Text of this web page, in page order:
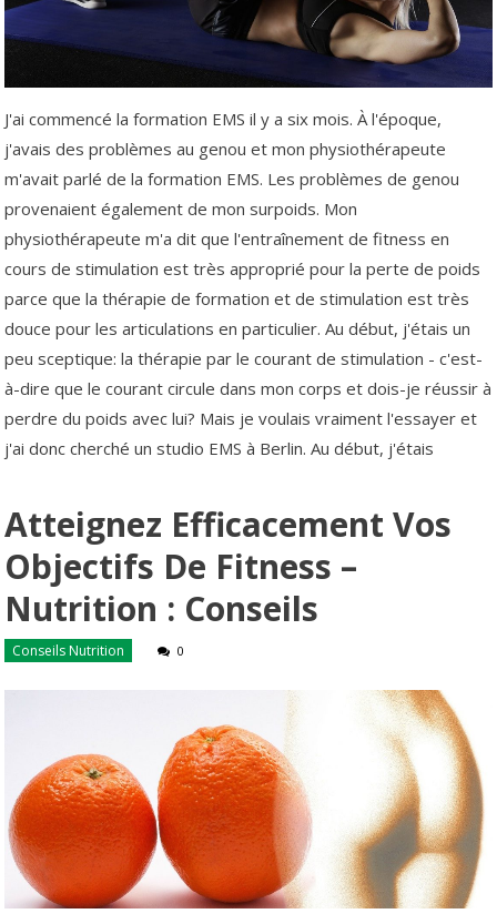
J'ai commencé la formation EMS il y a six mois. À l'époque,
j'avais des problèmes au genou et mon physiothérapeute
m'avait parlé de la formation EMS. Les problèmes de genou
provenaient également de mon surpoids. Mon
physiothérapeute m'a dit que l'entraînement de fitness en
cours de stimulation est très approprié pour la perte de poids
parce que la thérapie de formation et de stimulation est très
douce pour les articulations en particulier. Au début, j'étais un
peu sceptique: la thérapie par le courant de stimulation - c'est-
à-dire que le courant circule dans mon corps et dois-je réussir à
perdre du poids avec lui? Mais je voulais vraiment l'essayer et
j'ai donc cherché un studio EMS à Berlin. Au début, j'étais
Atteignez Efficacement Vos
Objectifs De Fitness –
Nutrition : Conseils
Conseils Nutrition 0